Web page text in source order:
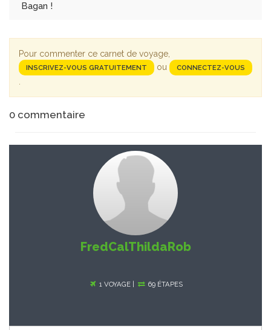
Bagan !
Pour commenter ce carnet de voyage,
INSCRIVEZ-VOUS GRATUITEMENT ou CONNECTEZ-VOUS
.
0 commentaire
FredCalThildaRob
1 VOYAGE | 69 ÉTAPES